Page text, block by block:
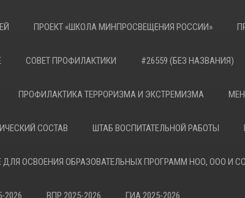
ПРОЕКТ «ШКОЛА МИНПРОСВЕЩЕНИЯ РОССИИ»
СОВЕТ ПРОФИЛАКТИКИ #26559 (БЕЗ НАЗВАНИЯ)
ПРОФИЛАКТИКА ТЕРРОРИЗМА И ЭКСТРЕМИЗМА
СОСТАВ ШТАБ ВОСПИТАТЕЛЬНОЙ РАБОТЫ
ОСВОЕНИЯ ОБРАЗОВАТЕЛЬНЫХ ПРОГРАММ НОО, ООО И
2026 ВПР 2025-2026 ГИА 2025-2026